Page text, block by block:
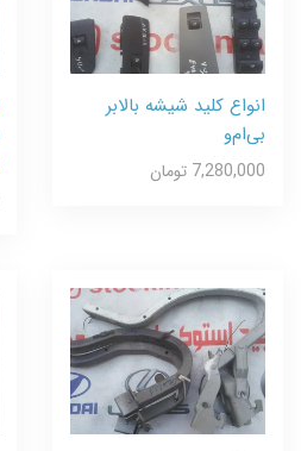
انواع کلید شیشه بالابر
بی‌ام‌و
7,280,000 تومان